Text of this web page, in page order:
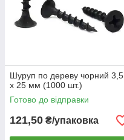
Шуруп по дереву чорний 3,5
х 25 мм (1000 шт.)
Готово до відправки
121,50 ₴/упаковка